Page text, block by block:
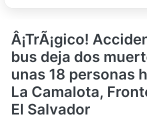
Â¡TrÃ¡gico!
bus deja dos
unas 18 personas
La Camalota,
El Salvador